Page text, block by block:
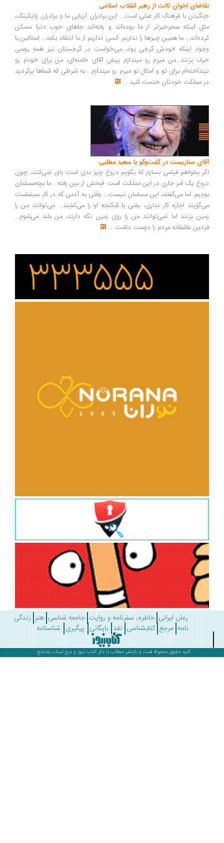
اخوان ثالث از رهبر انقلاب اسلامی
با فرهنگ کار عبثی است... این برادران آریایی ما و برادران وایکینگ،
اینکه سحرخیزتر از ما بوده‌اند و رفته‌اند جاهای خوب دنیا مسکن
ما همین چیزها را نداریم. کسی نداریم از ما انتقاد بکند... استالین با
اینکه خودش گرجی بود، می‌خواست در گرجستان نیز همه روسی
بزنند...من میرم رو میندازم پیش آقای خامنه‌ای، من برای خودم رو
برای تو و امثال تو میرم رو میندازم... به شرطی که شماها برگردید
مملکت خودتان خدمت کنید...
سناریست در گفت‌وگو با سعید مطلبی
بخواهم فیلمی بسازم که بگویم دروغ چیز بدی است باور نمی‌کنند، چون
یک امر جاری در این مملکت است. قبحش از بین رفته... ما بچه‌مسلمان
اما می‌گفتند این مسلمان نیست... وقتی به آدمی که در کار سینماست
اجازه کار نداری، یعنی با شکنجه او را می‌کشند... می‌توانند من را
بزنند اما نمی‌توانند من را روی زمین نگه دارند، من بلند می‌شوم...
عاشقانه مردم را دوست داشت ...
رمان ایرانی خاطره، سفرنامه و روایت جامعه شناسی هنر زندگی
مرجع کتابشناسی نقد بایگانی پیگیری شناسنامه
کلیه حقوق محفوظ است و بازنشر مطالب با ذکرکتاب نیوزو درج لینک، بلامانع .